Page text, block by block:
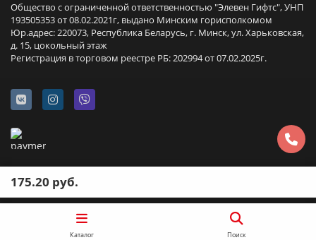
Общество с ограниченной ответственностью "Элевен Гифтс", УНП
193505353 от 08.02.2021г, выдано Минским горисполкомом
Юр.адрес: 220073, Республика Беларусь, г. Минск, ул. Харьковская,
д. 15, цокольный этаж
Регистрация в торговом реестре РБ: 202994 от 07.02.2025г.
175.20 руб.
Каталог Поиск